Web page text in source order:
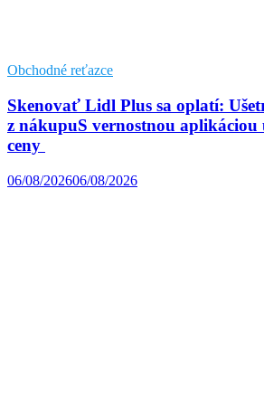
Obchodné reťazce
Skenovať Lidl Plus sa oplatí:
z nákupuS vernostnou aplikáciou
ceny
06/08/202606/08/2026